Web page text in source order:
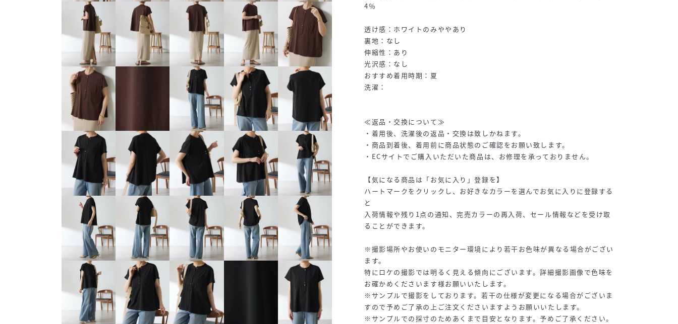
4％
透け感：ホワイトのみややあり
裏地：なし
伸縮性：あり
光沢感：なし
おすすめ着用時期：夏
洗濯：
≪返品・交換について≫
・着用後、洗濯後の返品・交換は致しかねます。
・商品到着後、着用前に商品状態のご確認をお願い致します。
・ECサイトでご購入いただいた商品は、お修理を承っておりません。
【気になる商品は「お気に入り」登録を】
ハートマークをクリックし、お好きなカラーを選んでお気に入りに登録する
と
入荷情報や残り1点の通知、完売カラーの再入荷、セール情報などを受け取
ることができます。
※撮影場所やお使いのモニター環境により若干お色味が異なる場合がござい
ます。
特にロケの撮影では明るく見える傾向にございます。詳細撮影画像で色味を
お確かめくださいます様お願いいたします。
※サンプルで撮影をしております。若干の仕様が変更になる場合がございま
すので予めご了承の上ご注文くださいますようお願いいたします。
※サンプルでの採寸のためあくまで目安となります。予めご了承ください。